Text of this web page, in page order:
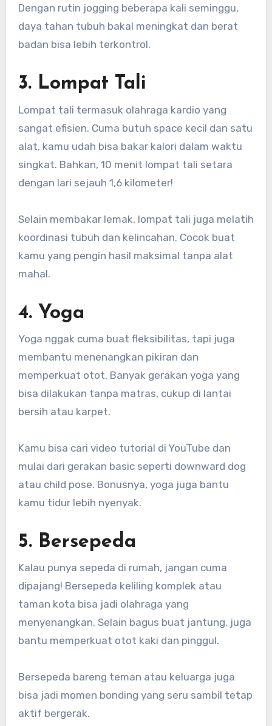
Dengan rutin jogging beberapa kali seminggu,
daya tahan tubuh bakal meningkat dan berat
badan bisa lebih terkontrol.
3. Lompat Tali
Lompat tali termasuk olahraga kardio yang
sangat efisien. Cuma butuh space kecil dan satu
alat, kamu udah bisa bakar kalori dalam waktu
singkat. Bahkan, 10 menit lompat tali setara
dengan lari sejauh 1,6 kilometer!
Selain membakar lemak, lompat tali juga melatih
koordinasi tubuh dan kelincahan. Cocok buat
kamu yang pengin hasil maksimal tanpa alat
mahal.
4. Yoga
Yoga nggak cuma buat fleksibilitas, tapi juga
membantu menenangkan pikiran dan
memperkuat otot. Banyak gerakan yoga yang
bisa dilakukan tanpa matras, cukup di lantai
bersih atau karpet.
Kamu bisa cari video tutorial di YouTube dan
mulai dari gerakan basic seperti downward dog
atau child pose. Bonusnya, yoga juga bantu
kamu tidur lebih nyenyak.
5. Bersepeda
Kalau punya sepeda di rumah, jangan cuma
dipajang! Bersepeda keliling komplek atau
taman kota bisa jadi olahraga yang
menyenangkan. Selain bagus buat jantung, juga
bantu memperkuat otot kaki dan pinggul.
Bersepeda bareng teman atau keluarga juga
bisa jadi momen bonding yang seru sambil tetap
aktif bergerak.